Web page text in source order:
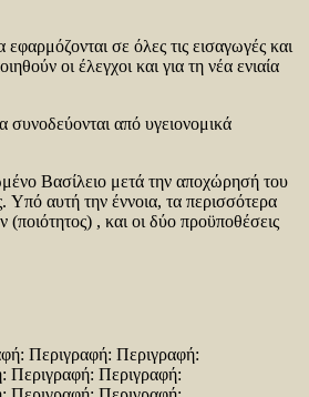
σε όλες τις εισαγωγές και
οι έλεγχοι και για τη νέα ενιαία
συνοδεύονται από υγειονομικά
Βασίλειο μετά την αποχώρησή του
Υπό αυτή την έννοια, τα περισσότερα
, και οι δύο προϋποθέσεις